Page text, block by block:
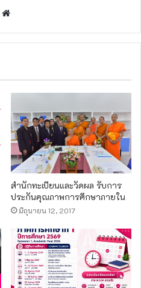
b
สำนักทะเบียนและวัดผล รับการ
ประกันคุณภาพการศึกษาภายใน
มิถุนายน 12, 2017